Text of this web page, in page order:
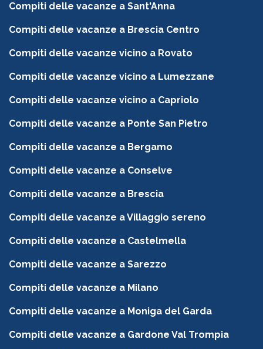
Compiti delle vacanze a Sant'Anna
Compiti delle vacanze a Brescia Centro
Compiti delle vacanze vicino a Rovato
Compiti delle vacanze vicino a Lumezzane
Compiti delle vacanze vicino a Capriolo
Compiti delle vacanze a Ponte San Pietro
Compiti delle vacanze a Bergamo
Compiti delle vacanze a Conselve
Compiti delle vacanze a Brescia
Compiti delle vacanze a Villaggio sereno
Compiti delle vacanze a Castelmella
Compiti delle vacanze a Sarezzo
Compiti delle vacanze a Milano
Compiti delle vacanze a Moniga del Garda
Compiti delle vacanze a Gardone Val Trompia